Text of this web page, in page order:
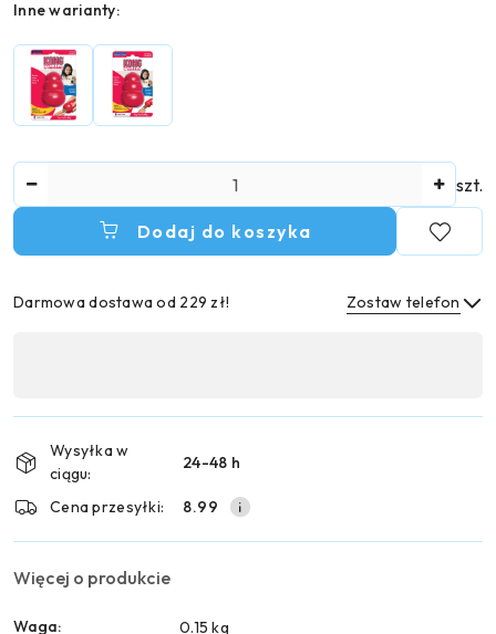
Wariant
Inne warianty:
szt.
Dodaj do koszyka
Darmowa dostawa od 229 zł! Zostaw telefon
płatność
dostawa
Wysyłka w
ciągu:
24-48 h
Cena przesyłki: 8.99
Więcej o produkcie
Waga: 0.15 kg